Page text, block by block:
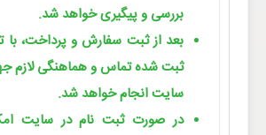
بررسی و پیگیری خواهد شد.
بعد از ثبت سفارش و پرداخت، با
ثبت شده تماس و هماهنگی لازم
سایت انجام خواهد شد.
در صورت ثبت نام در سایت